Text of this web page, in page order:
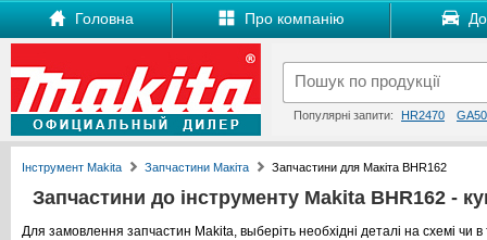
Головна Про компанію
Популярні запити: HR2470
Інструмент Makita Запчастини Макіта Запчастини для Макіта BHR162
Запчастини до інструменту Makita BHR162 -
Для замовлення запчастин Makita, выберіть необхідні деталі на схемі чи в